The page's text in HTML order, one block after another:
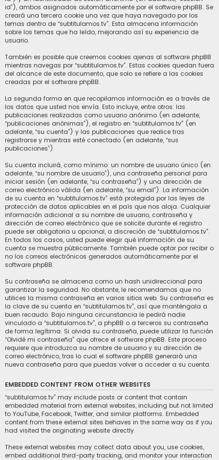
id”), ambos asignados automáticamente por el software phpBB. Se
creará una tercera cookie una vez que haya navegado por los
temas dentro de “subtitulamos.tv”. Esta almacena información
sobre los temas que ha leído, mejorando así su experiencia de
usuario.
También es posible que creemos cookies ajenas al software phpBB
mientras navegas por “subtitulamos.tv”. Estas cookies quedan fuera
del alcance de este documento, que solo se refiere a las cookies
creadas por el software phpBB.
La segunda forma en que recopilamos información es a través de
los datos que usted nos envía. Esto incluye, entre otros: las
publicaciones realizadas como usuario anónimo (en adelante,
“publicaciones anónimas”), el registro en “subtitulamos.tv” (en
adelante, “su cuenta”) y las publicaciones que realice tras
registrarse y mientras esté conectado (en adelante, “sus
publicaciones”).
Su cuenta incluirá, como mínimo: un nombre de usuario único (en
adelante, “su nombre de usuario”), una contraseña personal para
iniciar sesión (en adelante, “su contraseña”) y una dirección de
correo electrónico válida (en adelante, “su email”). La información
de su cuenta en “subtitulamos.tv” está protegida por las leyes de
protección de datos aplicables en el país que nos aloja. Cualquier
información adicional a su nombre de usuario, contraseña y
dirección de correo electrónico que se solicite durante el registro
puede ser obligatoria u opcional, a discreción de “subtitulamos.tv”.
En todos los casos, usted puede elegir qué información de su
cuenta se muestra públicamente. También puede optar por recibir o
no los correos electrónicos generados automáticamente por el
software phpBB.
Su contraseña se almacena como un hash unidireccional para
garantizar la seguridad. No obstante, le recomendamos que no
utilices la misma contraseña en varios sitios web. Su contraseña es
la clave de su cuenta en “subtitulamos.tv”, así que manténgala a
buen recaudo. Bajo ninguna circunstancia le pedirá nadie
vinculado a “subtitulamos.tv”, a phpBB o a terceros su contraseña
de forma legítima. Si olvida su contraseña, puede utilizar la función
“Olvidé mi contraseña” que ofrece el software phpBB. Este proceso
requiere que introduzca su nombre de usuario y su dirección de
correo electrónico, tras lo cual el software phpBB generará una
nueva contraseña para que puedas volver a acceder a su cuenta.
EMBEDDED CONTENT FROM OTHER WEBSITES
“subtitulamos.tv” may include posts or content that contain
embedded material from external websites, including but not limited
to YouTube, Facebook, Twitter, and similar platforms. Embedded
content from these external sites behaves in the same way as if you
had visited the originating website directly.
These external websites may collect data about you, use cookies,
embed additional third-party tracking, and monitor your interaction